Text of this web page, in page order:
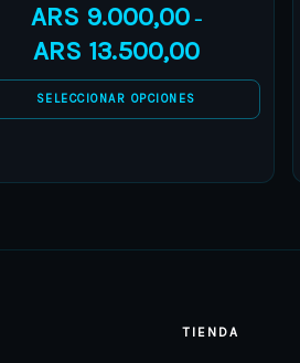
ARS 9.000,00 –
ARS 13.500,00
SELECCIONAR OPCIONES
The
options
may
be
on
product
TIENDA